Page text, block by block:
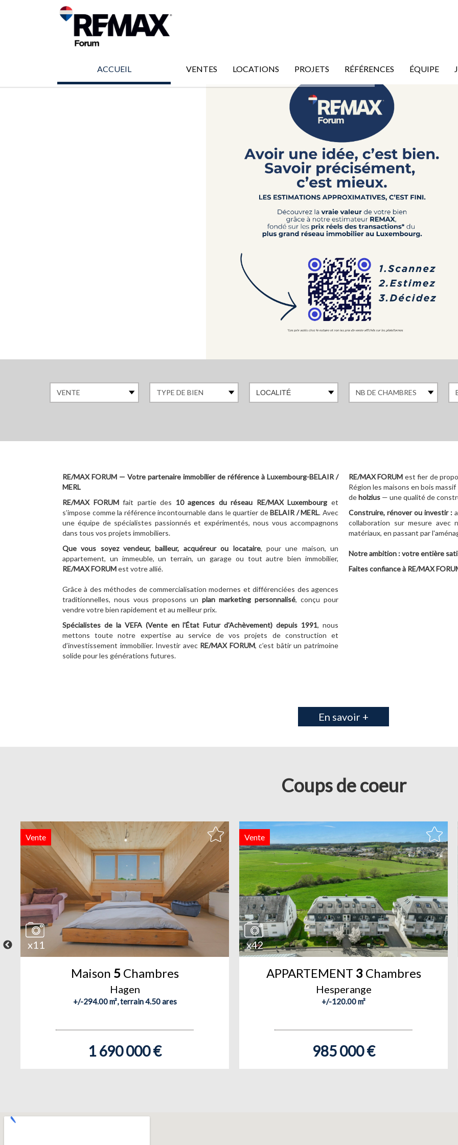
ACCUEIL VENTES LOCATIONS PROJETS RÉFÉRENCES ÉQUIPE
LOCALITÉ
RE/MAX FORUM — Votre partenaire immobilier de référence à Luxembourg-BELAIR /
MERL
RE/MAX FORUMfait partie des 10agences du réseau RE/MAX Luxembourg et
s’impose comme la référence incontournable dans le quartier deBELAIR / MERL. Avec
une équipe de spécialistes passionnés et expérimentés, nous vous accompagnons
dans tous vos projets immobiliers.
Que vous soyez vendeur, bailleur, acquéreur ou locataire, pour une maison, un
appartement, un immeuble, un terrain, un garage ou tout autre bien immobilier,
RE/MAX FORUMest votre allié.
Grâce à des méthodes de commercialisation modernes et différenciées des agences
traditionnelles, nous vous proposons un plan marketing personnalisé, conçu pour
vendre votre bien rapidement et au meilleur prix.
Spécialistes de la VEFA (Vente en l'État Futur d'Achèvement) depuis 1991, nous
mettons toute notre expertise au service de vos projets de construction et
d’investissement immobilier. Investir avec RE/MAX FORUM, c’est bâtir un patrimoine
solide pour les générations futures.
RE/MAX FORUM est fier de
Région les maisons en bois massif
deholzius — une qualité de
Construire, rénover ou investir :
collaboration sur mesure
matériaux, en passant par
Notre ambition : votre entière
Faites confiance à RE/MAX
En savoir +
Coups de coeur
x11
Vente
Maison 5Chambres
Hagen
+/-294.00 m², terrain 4.50 ares
1 690 000 €
x42
Vente
APPARTEMENT 3Chambres
Hesperange
+/-120.00 m²
985 000 €